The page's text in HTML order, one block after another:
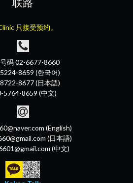
只接受预约。
码 02-6677-8660
8659 (한국어)
8677 (日本語)
5764-8659 (中文)
(English)
(日本語)
(中文)